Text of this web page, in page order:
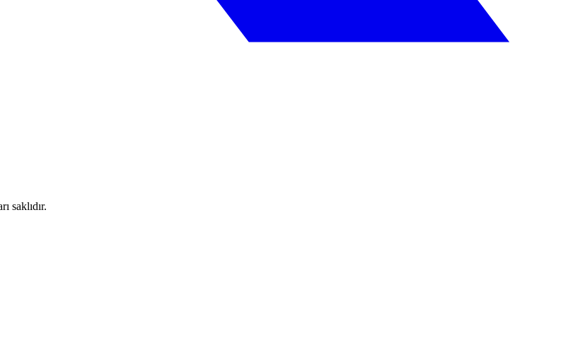
saklıdır.